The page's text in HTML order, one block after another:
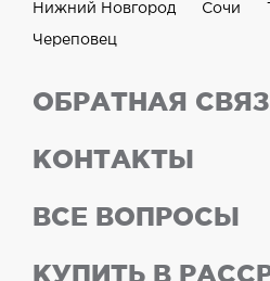
Нижний Новгород Сочи
Череповец
ОБРАТНАЯ
КОНТАКТЫ
ВСЕ ВОПРОСЫ
КУПИТЬ В